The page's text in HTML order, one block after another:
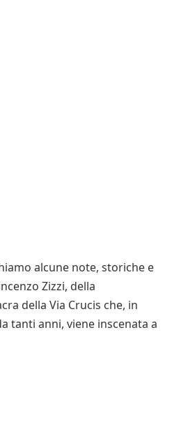
alcune note, storiche e
Zizzi, della
della Via Crucis che, in
tanti anni, viene inscenata a